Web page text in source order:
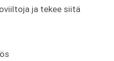
ja tekee siitä